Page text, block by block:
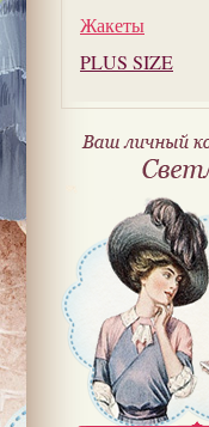
Жакеты
PLUS SIZE